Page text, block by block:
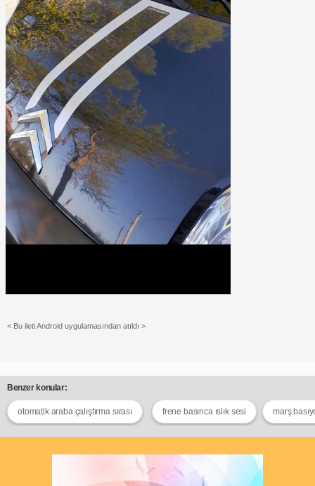
< Bu ileti Android uygulamasından atıldı >
Benzer konular:
otomatik araba çalıştırma sırası frene basınca ıslık sesi marş